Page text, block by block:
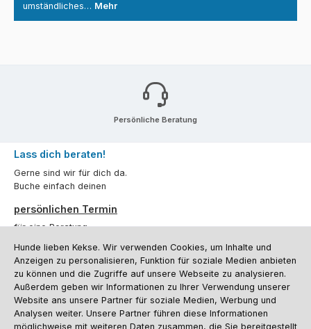
umständliches… Mehr
Persönliche Beratung
Lass dich beraten!
Gerne sind wir für dich da.
Buche einfach deinen
persönlichen Termin
für eine Beratung.
Oder über unserKontaktformular.
Vertrag widerrufen
Hunde lieben Kekse. Wir verwenden Cookies, um Inhalte und
Anzeigen zu personalisieren, Funktion für soziale Medien anbieten
zu können und die Zugriffe auf unsere Webseite zu analysieren.
Außerdem geben wir Informationen zu Ihrer Verwendung unserer
Website ans unsere Partner für soziale Medien, Werbung und
Analysen weiter. Unsere Partner führen diese Informationen
möglichweise mit weiteren Daten zusammen, die Sie bereitgestellt